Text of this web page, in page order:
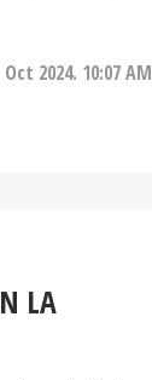
Oct 2024. 10:07 AM
LA